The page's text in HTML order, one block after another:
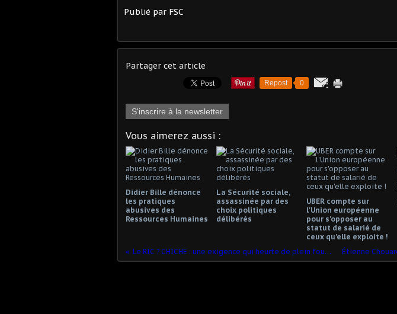
Publié par FSC
Partager cet article
Repost 0
S'inscrire à la newsletter
Vous aimerez aussi :
Didier Bille dénonce
les pratiques
abusives des
Ressources Humaines
La Sécurité sociale,
assassinée par des
choix politiques
délibérés
UBER compte sur
l'Union européenne
pour s'opposer au
statut de salarié de
ceux qu'elle exploite !
Le RIC ? CHICHE : une exigence qui heurte de plein fouet la monarchie présidentielle !